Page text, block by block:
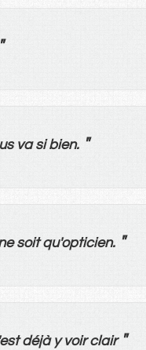
"
va si bien. "
soitqu'opticien. "
est déjà y voir clair "